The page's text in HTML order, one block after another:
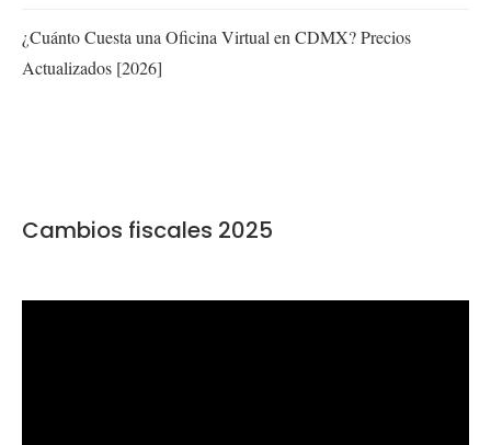
¿Cuánto Cuesta una Oficina Virtual en CDMX? Precios
Actualizados [2026]
Cambios fiscales 2025